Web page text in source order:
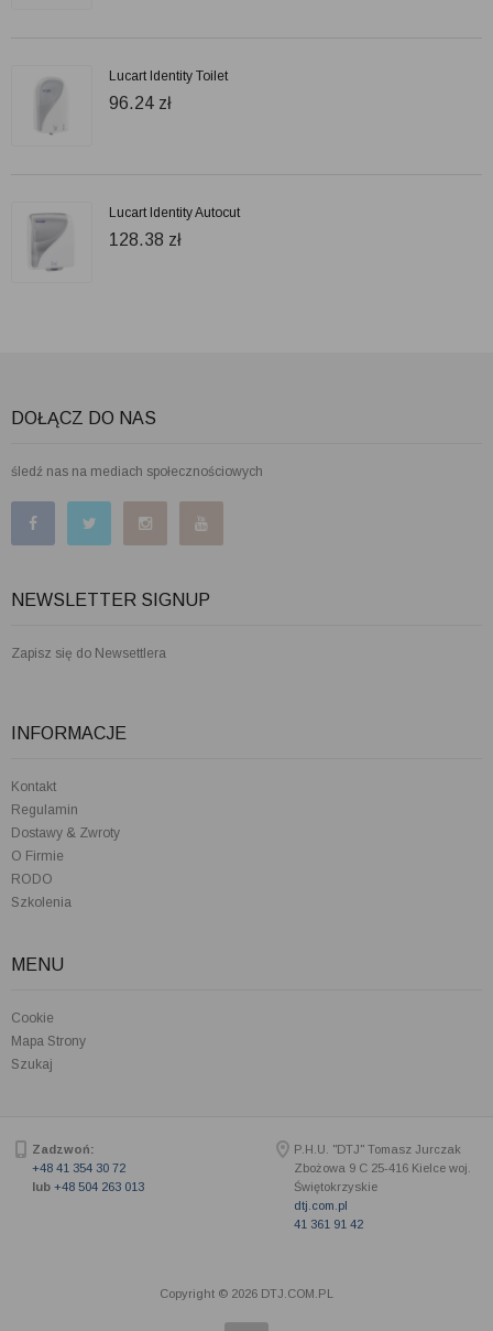
Lucart Identity Toilet
96.24 zł
Lucart Identity Autocut
128.38 zł
DOŁĄCZ DO NAS
śledź nas na mediach społecznościowych
NEWSLETTER SIGNUP
Zapisz się do Newsettlera
INFORMACJE
Kontakt
Regulamin
Dostawy & Zwroty
O Firmie
RODO
Szkolenia
MENU
Cookie
Mapa Strony
Szukaj
Zadzwoń:
+48 41 354 30 72
lub +48 504 263 013
P.H.U. "DTJ" Tomasz Jurczak
Zbożowa 9 C 25-416 Kielce woj.
Świętokrzyskie
dtj.com.pl
41 361 91 42
Copyright © 2026 DTJ.COM.PL